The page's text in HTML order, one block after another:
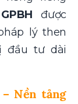
GPBHđược
lý then
đầu tư dài
Nền tảng